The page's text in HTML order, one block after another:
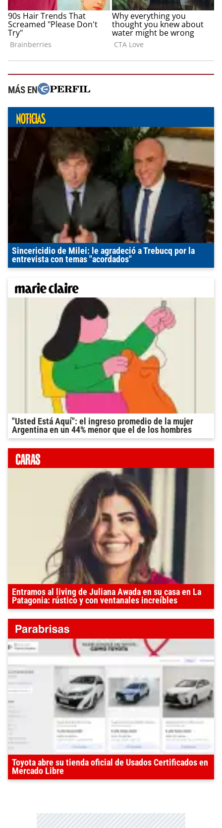
MÁS EN
Sincericidio de Milei: le agradeció a Trebucq por la
entrevista con temas "acordados"
"Usted Está Aquí": el ingreso promedio de la mujer
Argentina en un 44% menor que el de los hombres
Entramos al living de Juliana Awada en su casa en La
Patagonia: rústico y con ventanales increíbles
Toyota abre su tienda oficial de Usados Certificados en
Mercado Libre